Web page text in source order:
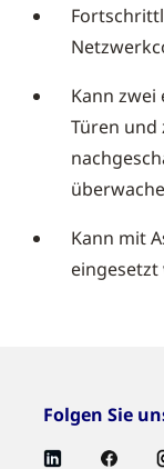
Kann zwei
Türen und
Kann mit
eingesetzt
Folgen Sie